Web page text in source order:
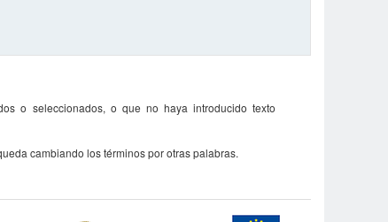
o seleccionados, o que no haya introducido texto
cambiando los términos por otras palabras.